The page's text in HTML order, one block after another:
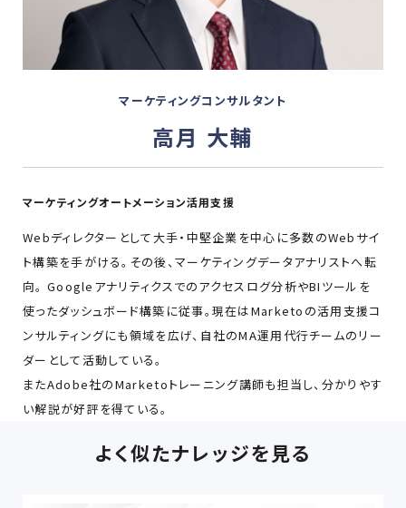
マーケティングコンサルタント
高月 大輔
マーケティングオートメーション活用支援
Webディレクターとして大手・中堅企業を中心に多数のWebサイ
ト構築を手がける。その後、マーケティングデータアナリストへ転
向。 Googleアナリティクスでのアクセスログ分析やBIツールを
使ったダッシュボード構築に従事。現在はMarketoの活用支援コ
ンサルティングにも領域を広げ、自社のMA運用代行チームのリー
ダーとして活動している。
またAdobe社のMarketoトレーニング講師も担当し、分かりやす
い解説が好評を得ている。
よく似たナレッジを見る